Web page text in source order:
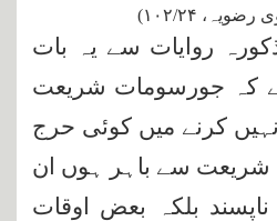
رضویہ، ۲۴/۱۰۲)
روایات سے یہ بات
کہ جورسومات شریعت
کرنے میں کوئی حرج
شریعت سے باہر ہوں ان
بلکہ بعض اوقات